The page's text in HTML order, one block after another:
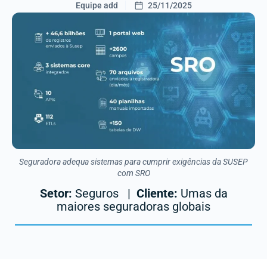
Equipe add 25/11/2025
Seguradora adequa sistemas para cumprir exigências da SUSEP
com SRO
Setor: Seguros | Cliente: Umas da
maiores seguradoras globais